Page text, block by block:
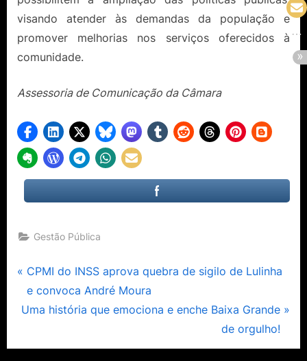
visando atender às demandas da população e
promover melhorias nos serviços oferecidos à
comunidade.
Assessoria de Comunicação da Câmara
Gestão Pública
Navegação
de
P
r
e
i
CPMI do INSS aprova quebra de sigilo de Lulinha
e convoca André Moura
N
x
Uma história que emociona e enche Baixa Grande
de orgulho!